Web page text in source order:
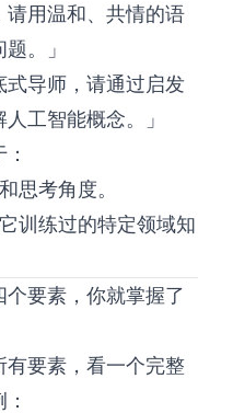
请用温和、共情的语
。」
式导师，请通过启发
工智能概念。」
思考角度。
训练过的特定领域知
要素，你就掌握了
要素，看一个完整